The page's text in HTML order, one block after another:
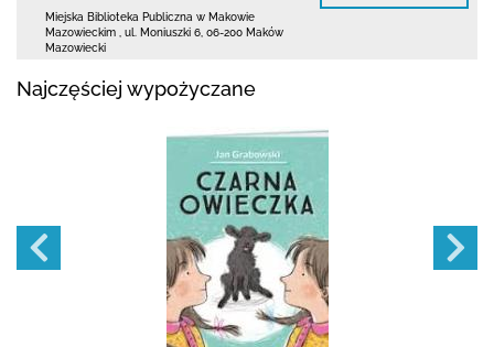
Miejska Biblioteka Publiczna w Makowie
Mazowieckim
ul. Moniuszki 6 06-200 Maków
Mazowiecki
Najczęściej wypożyczane